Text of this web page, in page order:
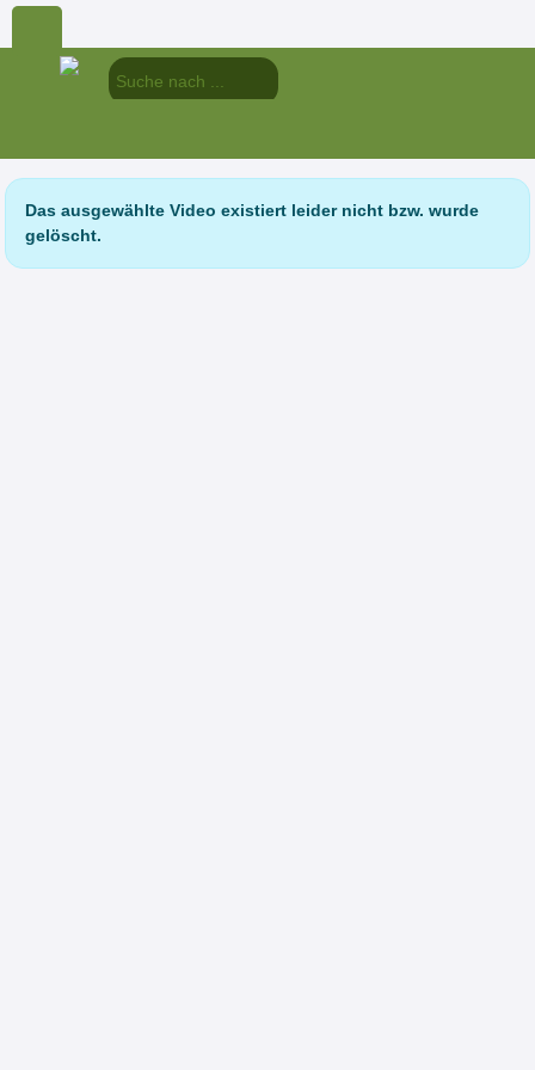
Das ausgewählte Video existiert leider nicht bzw. wurde
gelöscht.